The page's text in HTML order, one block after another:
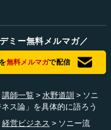
のでした。
へ出てくる人がいないから
あるべきか。企業が多角
ミー無料メルマガ／
無料メルマガで配信
講師一覧 水野道訓
ソニ
ス論」を具体的に語ろう
経営ビジネス
ソニー流